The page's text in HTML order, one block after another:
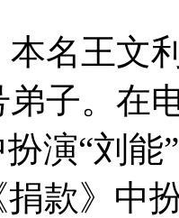
王文利
子。在
演“刘能
款》中